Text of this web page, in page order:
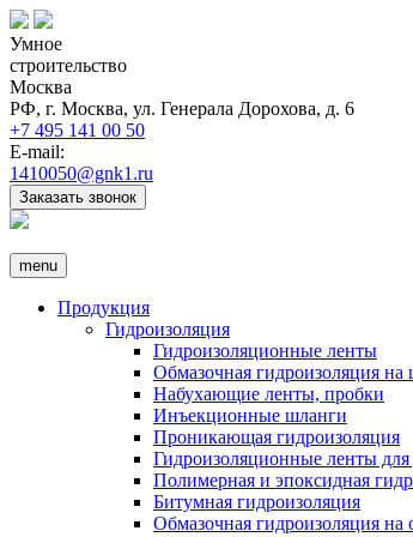
Умное
строительство
Москва
РФ, г. Москва, ул. Генерала Дорохова, д. 6
+7 495 141 00 50
E-mail:
1410050@gnk1.ru
Заказать звонок
menu
Продукция
Гидроизоляция
Гидроизоляционные ленты
Обмазочная гидроизоляция на
Набухающие ленты, пробки
Инъекционные шланги
Проникающая гидроизоляция
Гидроизоляционные ленты
Полимерная и эпоксидная
Битумная гидроизоляция
Обмазочная гидроизоляция на